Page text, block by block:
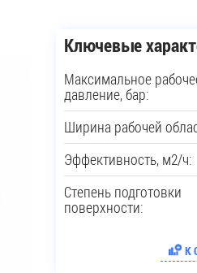
Ключевые
Максимальное
давление, бар:
Ширина рабочей
Эффективность, м2/ч:
Степень подготовки
поверхности:
К